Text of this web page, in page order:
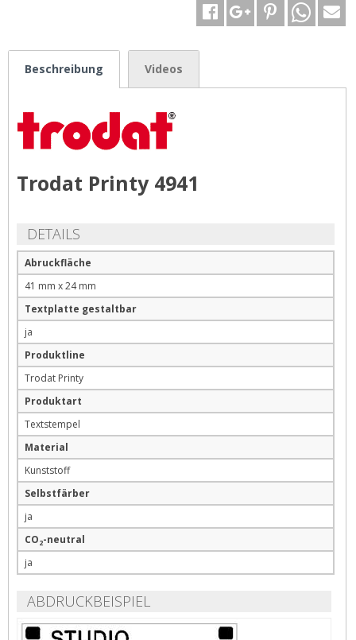
Beschreibung Videos
Trodat Printy 4941
DETAILS
Abruckfläche
41 mm x 24 mm
Textplatte gestaltbar
ja
Produktline
Trodat Printy
Produktart
Textstempel
Material
Kunststoff
Selbstfärber
ja
CO2-neutral
ja
ABDRUCKBEISPIEL